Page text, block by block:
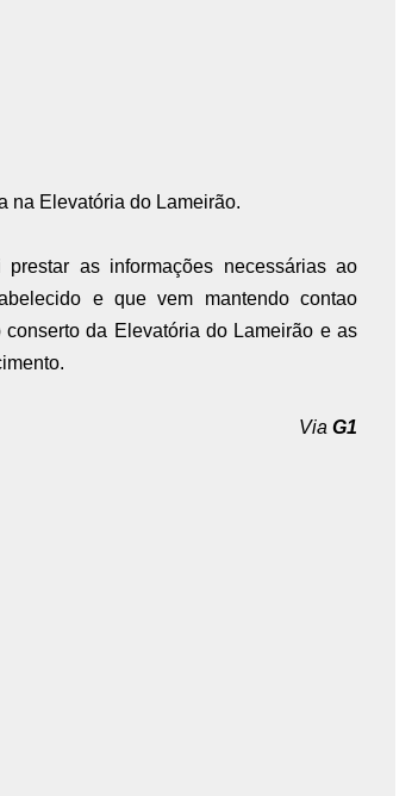
na Elevatória do Lameirão.
as informações necessárias ao
e que vem mantendo contao
da Elevatória do Lameirão e as
Via G1